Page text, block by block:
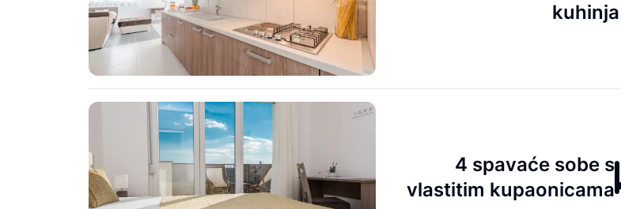
kuhinja
4 spavaće sobe s
vlastitim kupaonicama